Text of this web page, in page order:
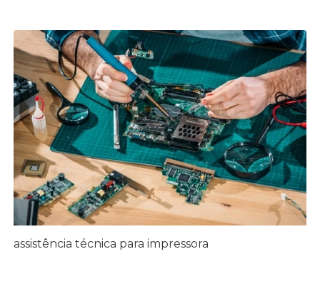
assistência técnica para impressora